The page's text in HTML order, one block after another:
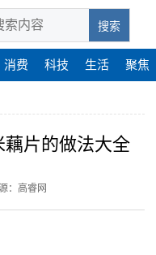
搜索
消费 科技 生活 聚焦
片的做法大全
：高睿网